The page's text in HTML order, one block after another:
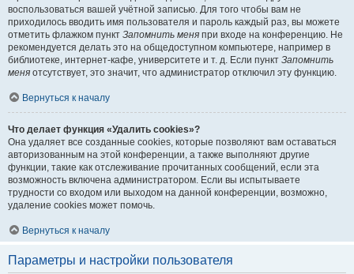
воспользоваться вашей учётной записью. Для того чтобы вам не
приходилось вводить имя пользователя и пароль каждый раз, вы можете
отметить флажком пункт Запомнить меня при входе на конференцию. Не
рекомендуется делать это на общедоступном компьютере, например в
библиотеке, интернет-кафе, университете и т. д. Если пункт Запомнить
меня отсутствует, это значит, что администратор отключил эту функцию.
Вернуться к началу
Что делает функция «Удалить cookies»?
Она удаляет все созданные cookies, которые позволяют вам оставаться
авторизованным на этой конференции, а также выполняют другие
функции, такие как отслеживание прочитанных сообщений, если эта
возможность включена администратором. Если вы испытываете
трудности со входом или выходом на данной конференции, возможно,
удаление cookies может помочь.
Вернуться к началу
Параметры и настройки пользователя